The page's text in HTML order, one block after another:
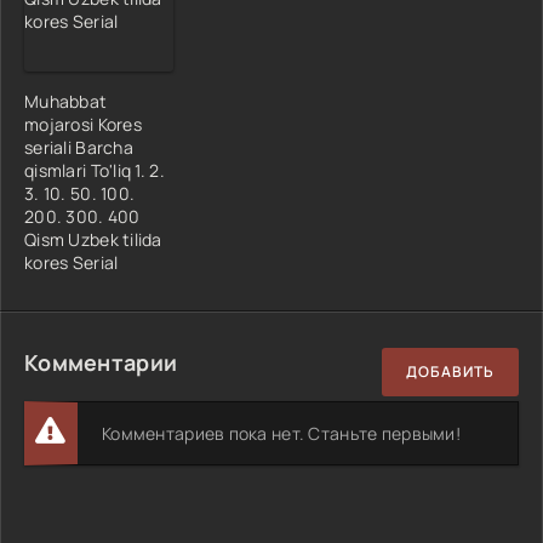
Muhabbat
mojarosi Kores
seriali Barcha
qismlari To'liq 1. 2.
3. 10. 50. 100.
200. 300. 400
Qism Uzbek tilida
kores Serial
Комментарии ДОБАВИТЬ
Комментариев пока нет. Станьте первыми!